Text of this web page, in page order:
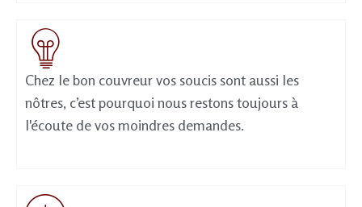
Chez le bon couvreur vos soucis sont aussi les
nôtres, c’est pourquoi nous restons toujours à
l'écoute de vos moindres demandes.